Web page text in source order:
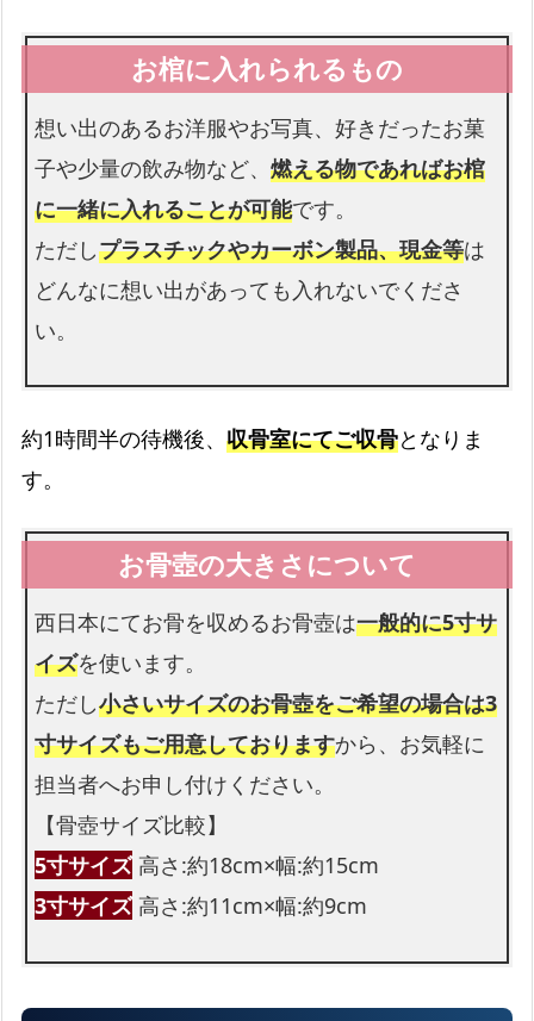
応
町
域
故人様を収めるお棺です
仏衣
納棺時にお着せします
想い出のあるお洋服やお写真、好きだったお菓
子や少量の飲み物など、燃える物であればお棺
に一緒に入れることが可能です。
ただしプラスチックやカーボン製品、現金等は
どんなに想い出があっても入れないでくださ
い。
約1時間半の待機後、 収骨室にてご収骨となりま
す。
西日本にてお骨を収めるお骨壺は一般的に5寸サ
イズを使います。
ただし小さいサイズのお骨壺をご希望の場合は3
寸サイズもご用意しておりますから、お気軽に
担当者へお申し付けください。
【骨壺サイズ比較】
5寸サイズ 高さ:約18cm×幅:約15cm
3寸サイズ 高さ:約11cm×幅:約9cm